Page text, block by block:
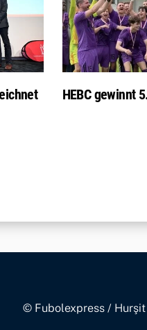
HEBC gewinnt
© Fubolexpress / Hurşit